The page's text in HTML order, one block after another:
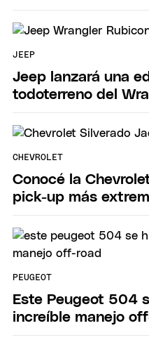
JEEP
Jeep lanzará una
todoterreno del
CHEVROLET
Conocé la
pick-up más
PEUGEOT
Este Peugeot 504
increíble manejo